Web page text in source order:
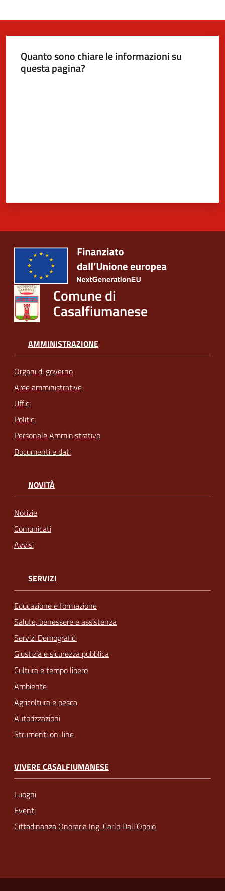
Quanto sono chiare le informazioni su
questa pagina?
Comune di
Casalfiumanese
AMMINISTRAZIONE
Organi di governo
Aree amministrative
Uffici
Politici
Personale Amministrativo
Documenti e dati
NOVITÀ
Notizie
Comunicati
Avvisi
SERVIZI
Educazione e formazione
Salute, benessere e assistenza
Servizi Demografici
Giustizia e sicurezza pubblica
Cultura e tempo libero
Ambiente
Agricoltura e pesca
Autorizzazioni
Strumenti on-line
VIVERE CASALFIUMANESE
Luoghi
Eventi
Cittadinanza Onoraria Ing. Carlo Dall’Oppio